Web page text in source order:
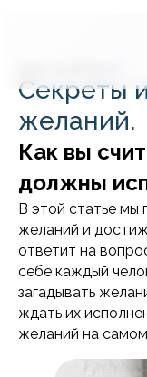
Секреты
желаний.
Как вы
должны
В этой статье мы
желаний и
ответит на
себе каждый
загадывать
ждать их
желаний на